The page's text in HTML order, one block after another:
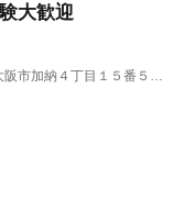
大歓迎
阪市加納４丁目１５番５